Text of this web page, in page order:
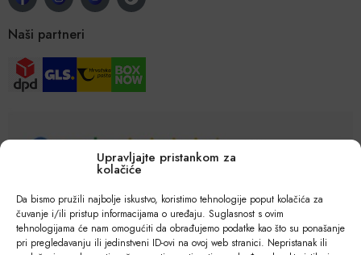
Upravljajte pristankom za
kolačiće
Da bismo pružili najbolje iskustvo, koristimo tehnologije poput kolačića za
čuvanje i/ili pristup informacijama o uređaju. Suglasnost s ovim
tehnologijama će nam omogućiti da obrađujemo podatke kao što su ponašanje
pri pregledavanju ili jedinstveni ID-ovi na ovoj web stranici. Nepristanak ili
Naši partneri